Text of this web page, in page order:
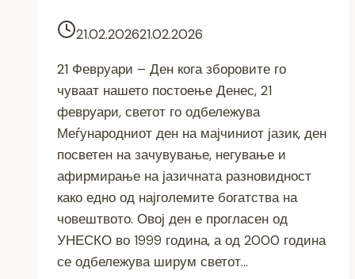
21.02.202621.02.2026
21 Февруари – Ден кога зборовите го
чуваат нашето постоење Денес, 21
февруари, светот го одбележува
Меѓународниот ден на мајчиниот јазик, ден
посветен на зачувување, негување и
афирмирање на јазичната разновидност
како едно од најголемите богатства на
човештвото. Овој ден е прогласен од
УНЕСКО во 1999 година, а од 2000 година
се одбележува ширум светот…